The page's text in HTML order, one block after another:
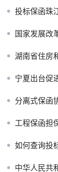
投标保函珠
国家发展改革委等24
湖南省住房和城
宁夏出台促
分离式保函
工程保函担
如何查询投
中华人民共